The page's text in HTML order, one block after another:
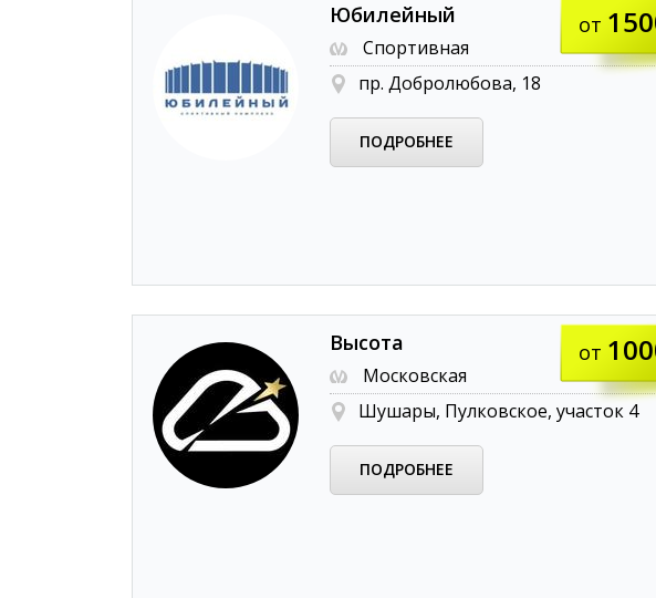
Юбилейный
Спортивная
пр. Добролюбова, 18
ПОДРОБНЕЕ
от
Высота
Московская
Шушары, Пулковское, участок 4
ПОДРОБНЕЕ
от